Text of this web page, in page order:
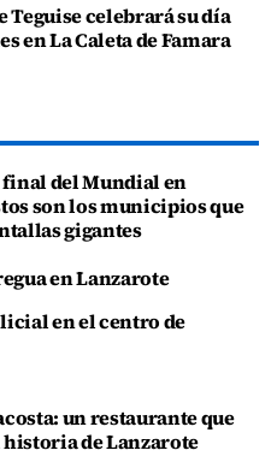
Teguise celebrará su día
en La Caleta de Famara
final del Mundial en
son los municipios que
gigantes
en Lanzarote
en el centro de
un restaurante que
de Lanzarote